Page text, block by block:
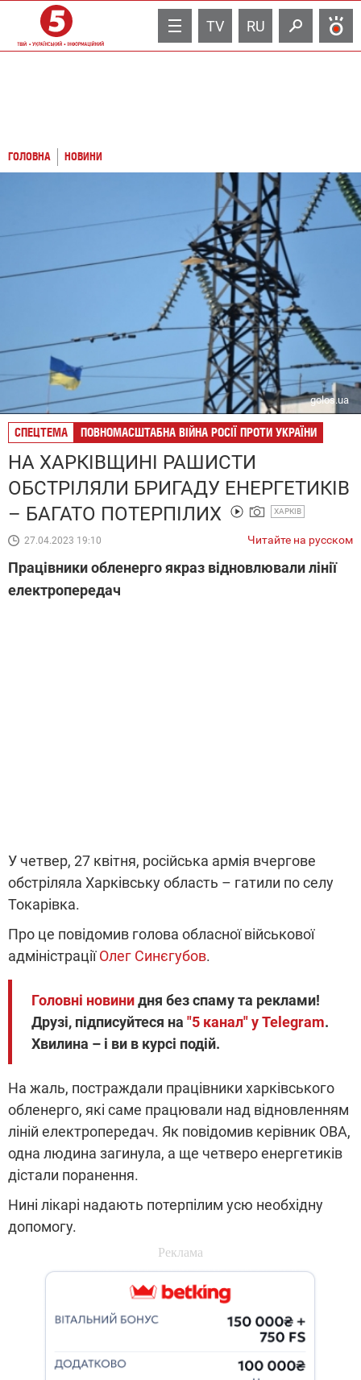
TV RU
ГОЛОВНА НОВИНИ
golos.ua
СПЕЦТЕМА ПОВНОМАСШТАБНА ВІЙНА РОСІЇ ПРОТИ УКРАЇНИ
НА ХАРКІВЩИНІ РАШИСТИ
ОБСТРІЛЯЛИ БРИГАДУ ЕНЕРГЕТИКІВ
– БАГАТО ПОТЕРПІЛИХ
ХАРКІВ
27.04.2023 19:10 Читайте на русском
Працівники обленерго якраз відновлювали лінії
електропередач
У четвер, 27 квітня, російська армія вчергове
обстріляла Харківську область – гатили по селу
Токарівка.
Про це повідомив голова обласної військової
адміністраціїОлег Синєгубов.
Головні новинидня без спаму та реклами!
Друзі, підписуйтеся на "5 канал" у Telegram.
Хвилина – і ви в курсі подій.
На жаль, постраждали працівники харківського
обленерго, які саме працювали над відновленням
ліній електропередач. Як повідомив керівник ОВА,
одна людина загинула, а ще четверо енергетиків
дістали поранення.
Нині лікарі надають потерпілим усю необхідну
допомогу.